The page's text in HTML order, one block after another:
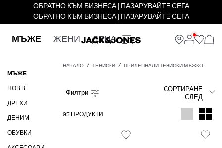
ОБРАТНО КЪМ БИЗНЕСА | ПАЗАРУВАЙТЕ СЕГА
ОБРАТНО КЪМ БИЗНЕСА | ПАЗАРУВАЙТЕ СЕГА
МЪЖЕ ЖЕНИ ДЕЦА
МЪЖЕ
НОВ В
ДРЕХИ
ДЕНИМ
ОБУВКИ
НАЧАЛО ТЕНИСКИ ПРИЛЕПНАЛИ ТЕНИСКИ МЪЖКО
СОРТИРАНЕ
СЛЕД
95 ПРОДУКТИ